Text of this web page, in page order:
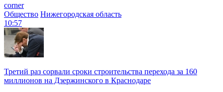
corner
Общество Нижегородская область
10:57
Третий раз сорвали сроки строительства перехода за 160
миллионов на Дзержинского в Краснодаре